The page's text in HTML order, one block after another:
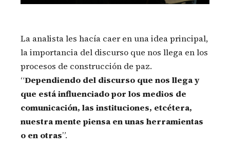
La analista les hacía caer en una idea principal,
la importancia del discurso que nos llega en los
procesos de construcción de paz.
“Dependiendo del discurso que nos llega y
que está influenciado por los medios de
comunicación, las instituciones, etcétera,
nuestra mente piensa en unas herramientas
o en otras”.